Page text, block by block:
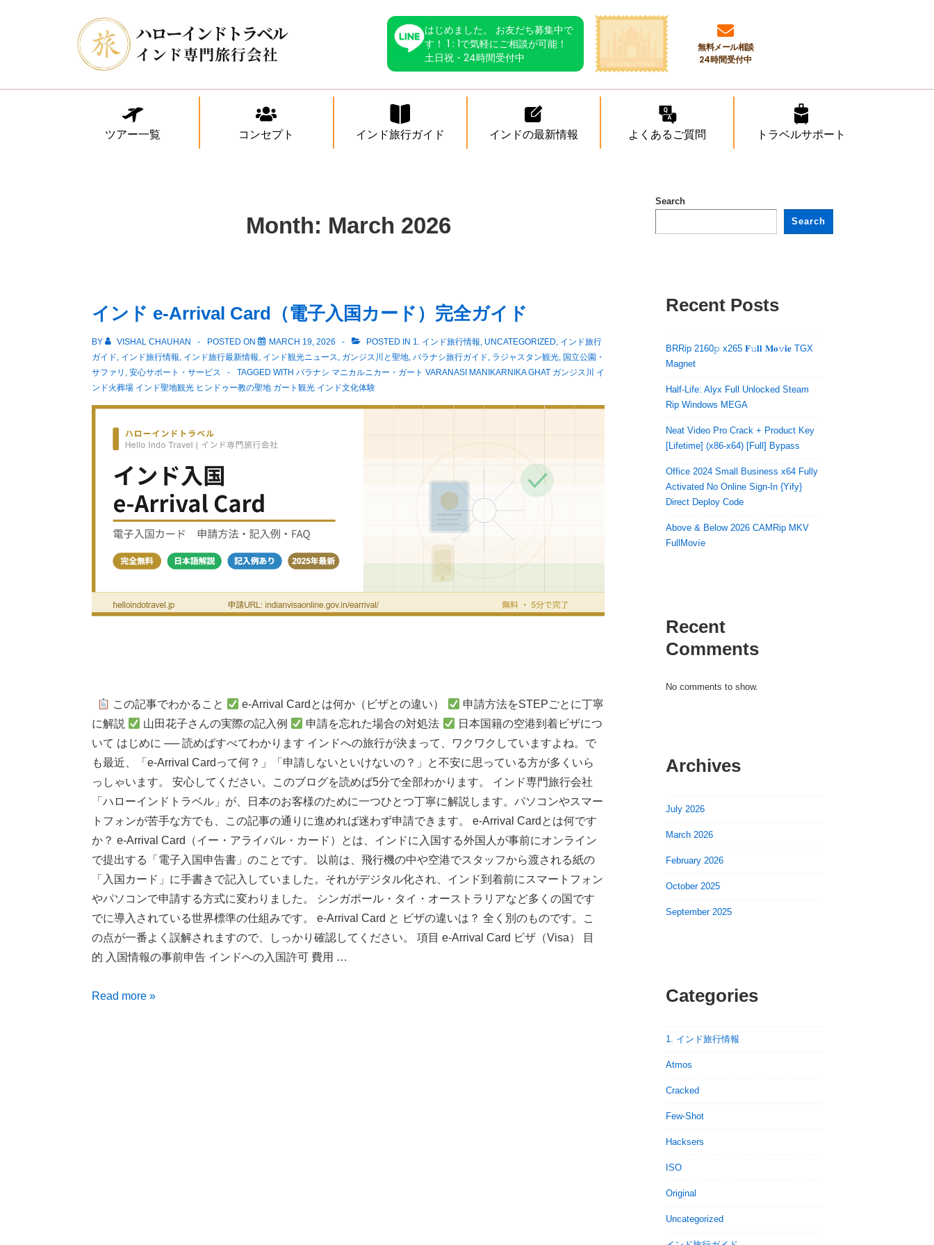
はじめました。 お友だち募集中で
す！ 1 : 1で気軽にご相談が可能！
土日祝・24時間受付中
無料メール相談
24時間受付中
ツアー一覧 コンセプト インド旅行ガイド インドの最新情報 よくあるご質問 トラベルサポート
Month: March 2026
インド e-Arrival Card（電子入国カード）完全ガイド
BY VISHAL CHAUHAN POSTED ON MARCH 19, 2026 POSTED IN 1. インド旅行情報, UNCATEGORIZED, インド旅行
ガイド, インド旅行情報, インド旅行最新情報, インド観光ニュース, ガンジス川と聖地, バラナシ旅行ガイド, ラジャスタン観光, 国立公園・
サファリ , 安心サポート・サービス TAGGED WITH バラナシ マニカルニカー・ガート VARANASI MANIKARNIKA GHAT ガンジス川 イ
ンド火葬場 インド聖地観光 ヒンドゥー教の聖地 ガート観光 インド文化体験
この記事でわかること e-Arrival Cardとは何か（ビザとの違い）
申請方法をSTEPごとに丁寧
に解説
山田花子さんの実際の記入例 申請を忘れた場合の対処法
日本国籍の空港到着ビザにつ
いて はじめに ── 読めばすべてわかります インドへの旅行が決まって、ワクワクしていますよね。で
も最近、「e-Arrival Cardって何？」「申請しないといけないの？」と不安に思っている方が多くいら
っしゃいます。 安心してください。このブログを読めば5分で全部わかります。 インド専門旅行会社
「ハローインドトラベル」が、日本のお客様のために一つひとつ丁寧に解説します。パソコンやスマー
トフォンが苦手な方でも、この記事の通りに進めれば迷わず申請できます。 e-Arrival Cardとは何です
か？ e-Arrival Card（イー・アライバル・カード）とは、インドに入国する外国人が事前にオンライン
で提出する「電子入国申告書」のことです。 以前は、飛行機の中や空港でスタッフから渡される紙の
「入国カード」に手書きで記入していました。それがデジタル化され、インド到着前にスマートフォン
やパソコンで申請する方式に変わりました。 シンガポール・タイ・オーストラリアなど多くの国です
でに導入されている世界標準の仕組みです。 e-Arrival Card と ビザの違いは？ 全く別のものです。こ
の点が一番よく誤解されますので、しっかり確認してください。 項目 e-Arrival Card ビザ（Visa） 目
的 入国情報の事前申告 インドへの入国許可 費用 …
Read more »
Search
Search
Recent Posts
BRRip 2160𝚙 x265 𝐅𝚞𝐥𝐥 𝐌𝐨𝚟𝐢𝐞 TGX
Magnet
Half-Life: Alyx Full Unlocked Steam
Rip Windows MEGA
Neat Video Pro Crack + Product Key
[Lifetime] (x86-x64) [Full] Bypass
Office 2024 Small Business x64 Fully
Activated No Online Sign-In {Yify}
Direct Deploy Code
Above & Below 2026 CAMRip MKV
FullMov𝗂e
Recent
Comments
No comments to show.
Archives
July 2026
March 2026
February 2026
October 2025
September 2025
Categories
1. インド旅行情報
Atmos
Cracked
Few-Shot
Hacksers
ISO
Original
Uncategorized